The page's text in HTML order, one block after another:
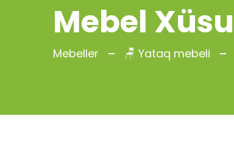
Mebel
Mebeller 🪑 Yataq mebeli